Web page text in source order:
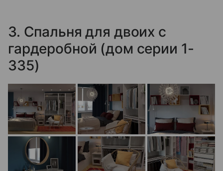
3. Спальня для двоих с
гардеробной (дом серии 1-
335)